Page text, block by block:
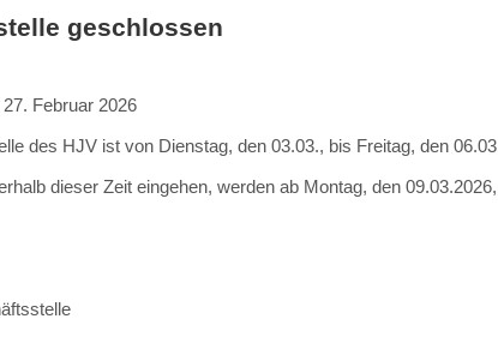
geschlossen
Februar 2026
des HJV ist von Dienstag, den 03.03., bis Freitag, den
dieser Zeit eingehen, werden ab Montag, den